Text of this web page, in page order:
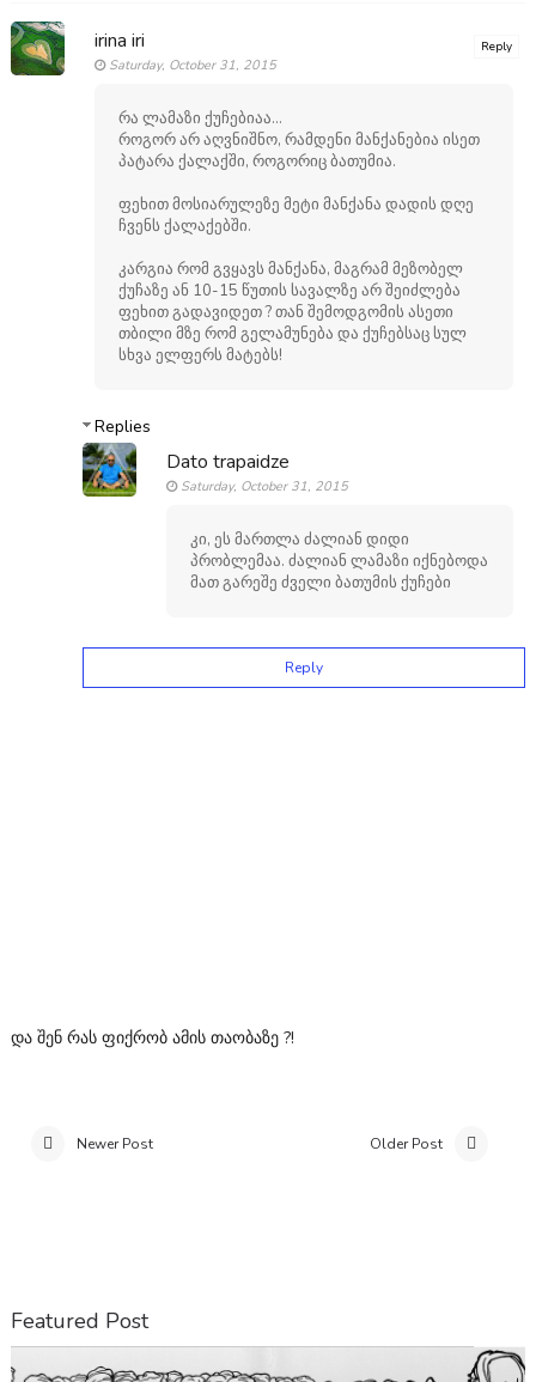
irina iri
Saturday, October 31, 2015
რა ლამაზი ქუჩებიაა...
როგორ არ აღვნიშნო, რამდენი მანქანებია ისეთ
პატარა ქალაქში, როგორიც ბათუმია.
ფეხით მოსიარულეზე მეტი მანქანა დადის დღე
ჩვენს ქალაქებში.
კარგია რომ გვყავს მანქანა, მაგრამ მეზობელ
ქუჩაზე ან 10-15 წუთის სავალზე არ შეიძლება
ფეხით გადავიდეთ ? თან შემოდგომის ასეთი
თბილი მზე რომ გელამუნება და ქუჩებსაც სულ
სხვა ელფერს მატებს!
Reply
Replies
Dato trapaidze
Saturday, October 31, 2015
კი, ეს მართლა ძალიან დიდი
პრობლემაა. ძალიან ლამაზი იქნებოდა
მათ გარეშე ძველი ბათუმის ქუჩები
Reply
და შენ რას ფიქრობ ამის თაობაზე ?!
Newer Post Older Post
Featured Post